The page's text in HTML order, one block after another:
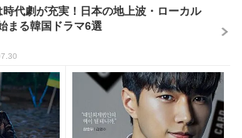
時代劇が充実！日本の地上波・ローカル
まる韓国ドラマ6選